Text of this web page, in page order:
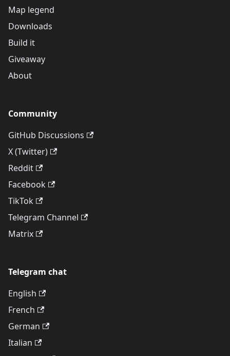
Map legend
Downloads
Build it
Giveaway
About
Community
GitHub Discussions
X (Twitter)
Reddit
Facebook
TikTok
Telegram Channel
Matrix
Telegram chat
English
French
German
Italian